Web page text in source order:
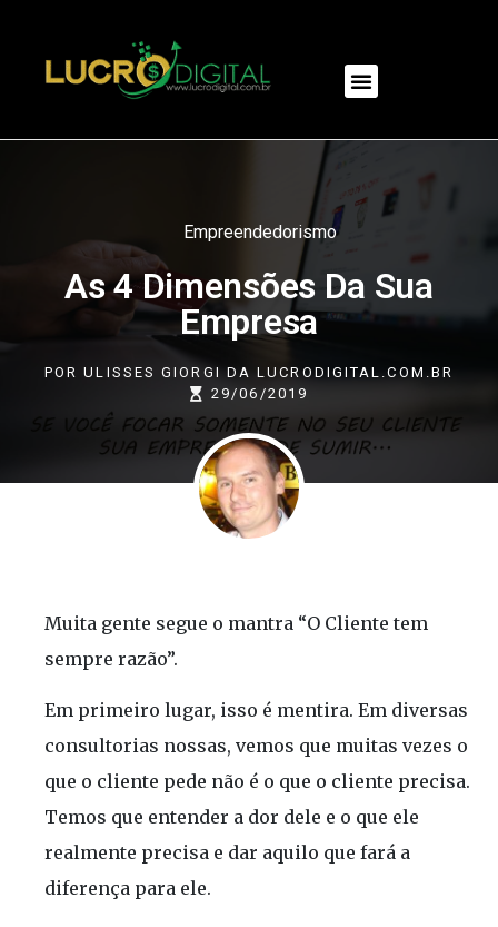
Empreendedorismo
As 4 Dimensões Da Sua
Empresa
POR ULISSES GIORGI DA LUCRODIGITAL.COM.BR
29/06/2019
Muita gente segue o mantra “O Cliente tem
sempre razão”.
Em primeiro lugar, isso é mentira. Em diversas
consultorias nossas, vemos que muitas vezes o
que o cliente pede não é o que o cliente precisa.
Temos que entender a dor dele e o que ele
realmente precisa e dar aquilo que fará a
diferença para ele.